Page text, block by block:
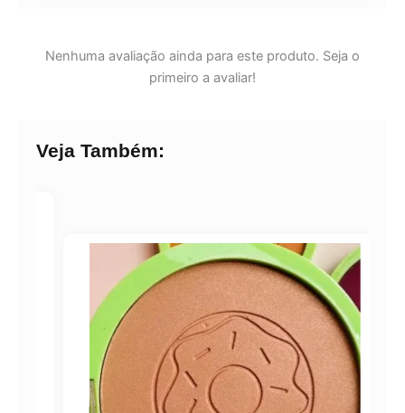
Nenhuma avaliação ainda para este produto. Seja o
primeiro a avaliar!
Veja Também: